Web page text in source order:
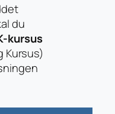
du
kursus
Kursus)